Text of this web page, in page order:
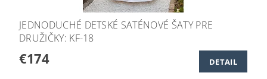
JEDNODUCHÉ DETSKÉ SATÉNOVÉ ŠATY PRE
DRUŽIČKY: KF-18
€174 DETAIL